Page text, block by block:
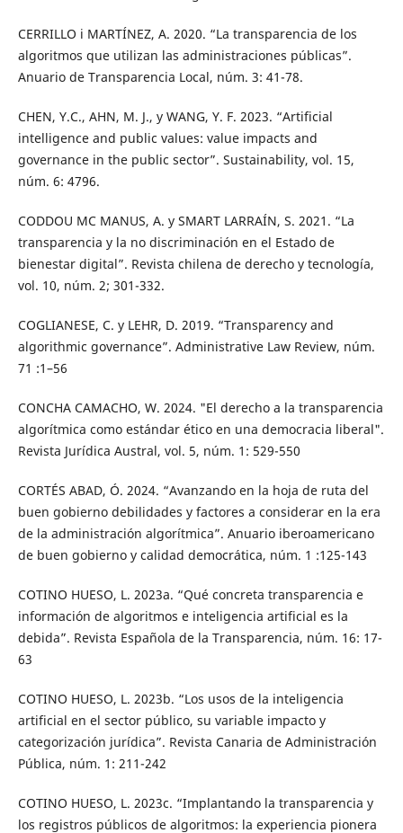
CERRILLO i MARTÍNEZ, A. 2020. “La transparencia de los
algoritmos que utilizan las administraciones públicas”.
Anuario de Transparencia Local, núm. 3: 41-78.
CHEN, Y.C., AHN, M. J., y WANG, Y. F. 2023. “Artificial
intelligence and public values: value impacts and
governance in the public sector”. Sustainability, vol. 15,
núm. 6: 4796.
CODDOU MC MANUS, A. y SMART LARRAÍN, S. 2021. “La
transparencia y la no discriminación en el Estado de
bienestar digital”. Revista chilena de derecho y tecnología,
vol. 10, núm. 2; 301-332.
COGLIANESE, C. y LEHR, D. 2019. “Transparency and
algorithmic governance”. Administrative Law Review, núm.
71 :1–56
CONCHA CAMACHO, W. 2024. "El derecho a la transparencia
algorítmica como estándar ético en una democracia liberal".
Revista Jurídica Austral, vol. 5, núm. 1: 529-550
CORTÉS ABAD, Ó. 2024. “Avanzando en la hoja de ruta del
buen gobierno debilidades y factores a considerar en la era
de la administración algorítmica”. Anuario iberoamericano
de buen gobierno y calidad democrática, núm. 1 :125-143
COTINO HUESO, L. 2023a. “Qué concreta transparencia e
información de algoritmos e inteligencia artificial es la
debida”. Revista Española de la Transparencia, núm. 16: 17-
63
COTINO HUESO, L. 2023b. “Los usos de la inteligencia
artificial en el sector público, su variable impacto y
categorización jurídica”. Revista Canaria de Administración
Pública, núm. 1: 211-242
COTINO HUESO, L. 2023c. “Implantando la transparencia y
los registros públicos de algoritmos: la experiencia pionera